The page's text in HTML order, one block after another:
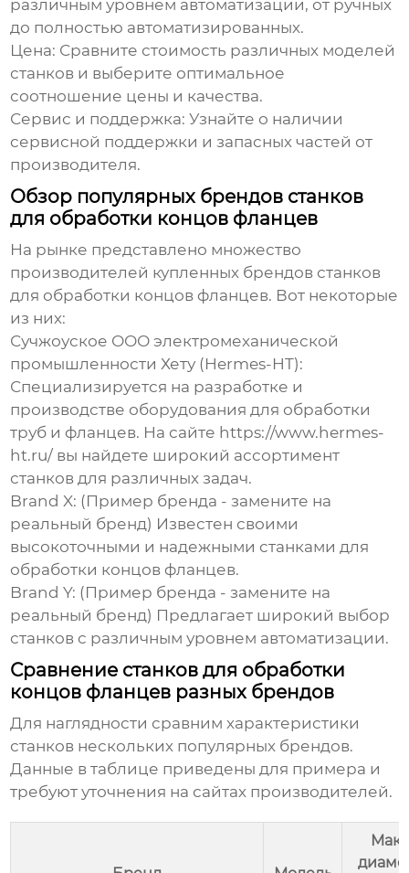
различным уровнем автоматизации, от ручных
до полностью автоматизированных.
Цена: Сравните стоимость различных моделей
станков и выберите оптимальное
соотношение цены и качества.
Сервис и поддержка: Узнайте о наличии
сервисной поддержки и запасных частей от
производителя.
Обзор популярных брендов станков
для обработки концов фланцев
На рынке представлено множество
производителей купленных брендов станков
для обработки концов фланцев. Вот некоторые
из них:
Сучжоуское ООО электромеханической
промышленности Хету (Hermes-HT):
Специализируется на разработке и
производстве оборудования для обработки
труб и фланцев. На сайте https://www.hermes-
ht.ru/ вы найдете широкий ассортимент
станков для различных задач.
Brand X: (Пример бренда - замените на
реальный бренд) Известен своими
высокоточными и надежными станками для
обработки концов фланцев.
Brand Y: (Пример бренда - замените на
реальный бренд) Предлагает широкий выбор
станков с различным уровнем автоматизации.
Сравнение станков для обработки
концов фланцев разных брендов
Для наглядности сравним характеристики
станков нескольких популярных брендов.
Данные в таблице приведены для примера и
требуют уточнения на сайтах производителей.